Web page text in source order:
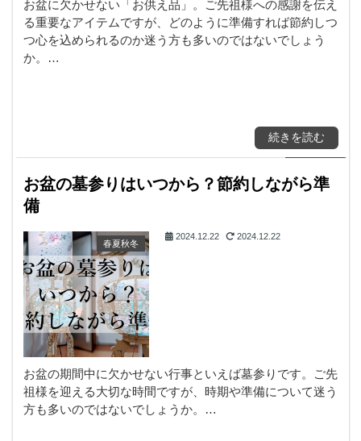
お盆に欠かせない「お供え品」。ご先祖様への感謝を伝え
る重要なアイテムですが、どのように準備すれば節約しつ
つ心を込められるのか迷う方も多いのではないでしょう
か。…
続きを読む
お盆の墓参りはいつから？節約しながら準
備
春夏秋冬
2024.12.22 2024.12.22
お盆の期間中に欠かせない行事といえば墓参りです。ご先
祖様を迎える大切な時間ですが、時期や準備について迷う
方も多いのではないでしょうか。…